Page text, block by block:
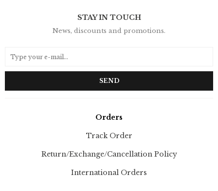
STAY IN TOUCH
News, discounts and promotions.
SEND
Orders
Track Order
Return/Exchange/Cancellation Policy
International Orders